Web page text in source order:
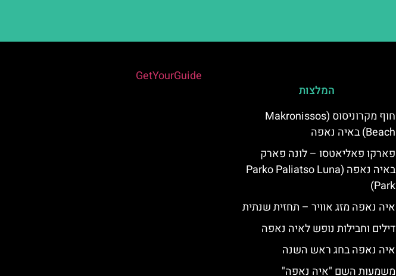
המלצות
חוף מקרוניסוס (Makronissos
Beach) באיה נאפה
פארקו פאליאטסו – לונה פארק
באיה נאפה (‪Parko Paliatso Luna
Park‬)
איה נאפה מזג אוויר – תחזית שנתית
דילים וחבילות נופש לאיה נאפה
איה נאפה בחג ראש השנה
משמעות השם "איה נאפה"
GetYourGuide